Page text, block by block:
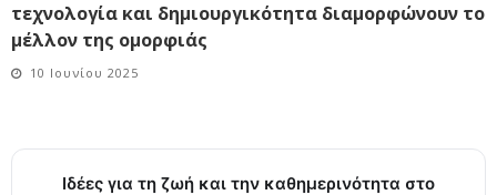
τεχνολογία και δημιουργικότητα διαμορφώνουν το
μέλλον της ομορφιάς
10 Ιουνίου 2025
Ιδέες για τη ζωή και την καθημερινότητα στο